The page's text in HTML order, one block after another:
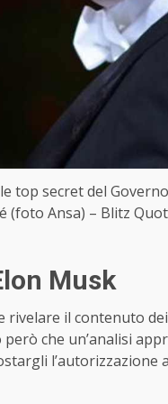
top secret del
(foto Ansa) – Blitz
Musk
il contenuto
che un’analisi
l’autorizzazione